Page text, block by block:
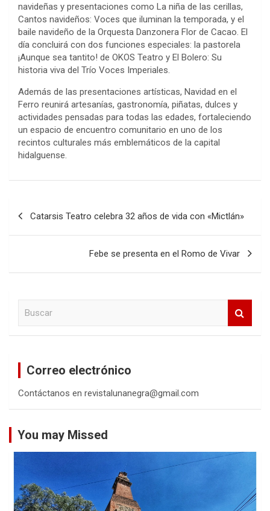
navideñas y presentaciones como La niña de las cerillas,
Cantos navideños: Voces que iluminan la temporada, y el
baile navideño de la Orquesta Danzonera Flor de Cacao. El
día concluirá con dos funciones especiales: la pastorela
¡Aunque sea tantito! de OKOS Teatro y El Bolero: Su
historia viva del Trío Voces Imperiales.
Además de las presentaciones artísticas, Navidad en el
Ferro reunirá artesanías, gastronomía, piñatas, dulces y
actividades pensadas para todas las edades, fortaleciendo
un espacio de encuentro comunitario en uno de los
recintos culturales más emblemáticos de la capital
hidalguense.
Catarsis Teatro celebra 32 años de vida con «Mictlán»
Febe se presenta en el Romo de Vivar
Correo electrónico
Contáctanos en revistalunanegra@gmail.com
You may Missed